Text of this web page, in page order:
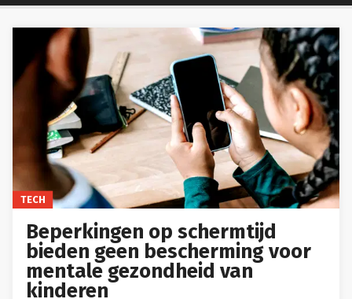
TECH
Beperkingen op schermtijd
bieden geen bescherming voor
mentale gezondheid van
kinderen